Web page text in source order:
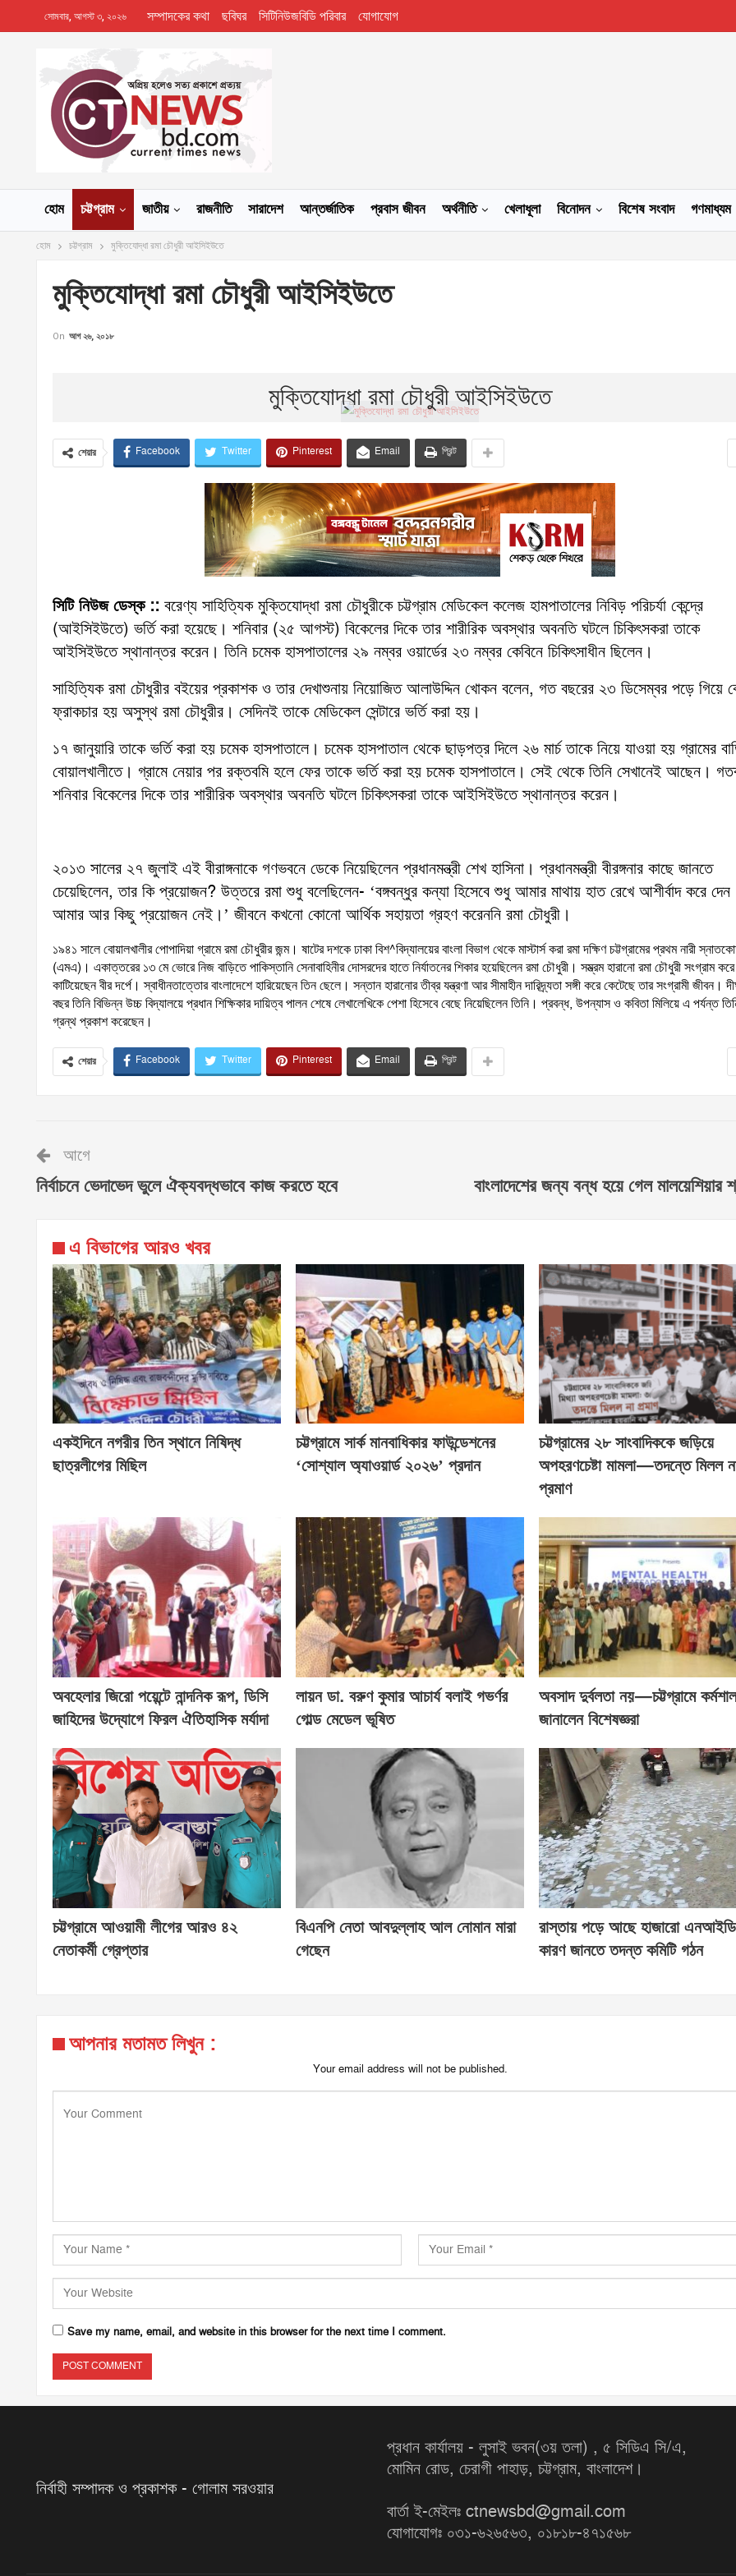
সোমবার, আগস্ট ৩, ২০২৬ সম্পাদকের কথা ছবিঘর সিটিনিউজবিডি পরিবার যোগাযোগ
হোম চট্টগ্রাম জাতীয় রাজনীতি সারাদেশ আন্তর্জাতিক প্রবাস জীবন অর্থনীতি খেলাধূলা বিনোদন বিশেষ সংবাদ গণমাধ্যম
হোম চট্টগ্রাম মুক্তিযোদ্ধা রমা চৌধুরী আইসিইউতে
মুক্তিযোদ্ধা রমা চৌধুরী আইসিইউতে
On আগ ২৬, ২০১৮
মুক্তিযোদ্ধা রমা চৌধুরী আইসিইউতে
শেয়ার Facebook Twitter Pinterest Email প্রিন্ট
সিটি নিউজ ডেস্ক :: বরেণ্য সাহিত্যিক মুক্তিযোদ্ধা রমা চৌধুরীকে চট্টগ্রাম মেডিকেল কলেজ হামপাতালের নিবিড় পরিচর্যা কেন্দ্রে
(আইসিইউতে) ভর্তি করা হয়েছে। শনিবার (২৫ আগস্ট) বিকেলের দিকে তার শারীরিক অবস্থার অবনতি ঘটলে চিকিৎসকরা তাকে
আইসিইউতে স্থানান্তর করেন। তিনি চমেক হাসপাতালের ২৯ নম্বর ওয়ার্ডের ২৩ নম্বর কেবিনে চিকিৎসাধীন ছিলেন।
সাহিত্যিক রমা চৌধুরীর বইয়ের প্রকাশক ও তার দেখাশুনায় নিয়োজিত আলাউদ্দিন খোকন বলেন, গত বছরের ২৩ ডিসেম্বর পড়ে গিয়ে
ফ্রাকচার হয় অসুস্থ রমা চৌধুরীর। সেদিনই তাকে মেডিকেল সেন্টারে ভর্তি করা হয়।
১৭ জানুয়ারি তাকে ভর্তি করা হয় চমেক হাসপাতালে। চমেক হাসপাতাল থেকে ছাড়পত্র দিলে ২৬ মার্চ তাকে নিয়ে যাওয়া হয় গ্রামের
বোয়ালখালীতে। গ্রামে নেয়ার পর রক্তবমি হলে ফের তাকে ভর্তি করা হয় চমেক হাসপাতালে। সেই থেকে তিনি সেখানেই আছেন।
শনিবার বিকেলের দিকে তার শারীরিক অবস্থার অবনতি ঘটলে চিকিৎসকরা তাকে আইসিইউতে স্থানান্তর করেন।
২০১৩ সালের ২৭ জুলাই এই বীরাঙ্গনাকে গণভবনে ডেকে নিয়েছিলেন প্রধানমন্ত্রী শেখ হাসিনা। প্রধানমন্ত্রী বীরঙ্গনার কাছে জানতে
চেয়েছিলেন, তার কি প্রয়োজন? উত্তরে রমা শুধু বলেছিলেন- ‘বঙ্গবন্ধুর কন্যা হিসেবে শুধু আমার মাথায় হাত রেখে আশীর্বাদ করে
আমার আর কিছু প্রয়োজন নেই।’ জীবনে কখনো কোনো আর্থিক সহায়তা গ্রহণ করেননি রমা চৌধুরী।
১৯৪১ সালে বোয়ালখালীর পোপাদিয়া গ্রামে রমা চৌধুরীর জন্ম। ষাটের দশকে ঢাকা বিশ^বিদ্যালয়ের বাংলা বিভাগ থেকে মাস্টার্স করা রমা দক্ষিণ চট্টগ্রামের প্রথম নারী
(এমএ)। একাত্তরের ১৩ মে ভোরে নিজ বাড়িতে পাকিস্তানি সেনাবাহিনীর দোসরদের হাতে নির্যাতনের শিকার হয়েছিলেন রমা চৌধুরী। সম্ভ্রম হারানো রমা চৌধুরী সংগ্রাম
কাটিয়েছেন বীর দর্পে। স্বাধীনতাত্তোর বাংলাদেশে হারিয়েছেন তিন ছেলে। সন্তান হারানোর তীব্র যন্ত্রণা আর সীমাহীন দারিদ্র্যতা সঙ্গী করে কেটেছে তার সংগ্রামী জীবন।
বছর তিনি বিভিন্ন উচ্চ বিদ্যালয়ে প্রধান শিক্ষিকার দায়িত্ব পালন শেষে লেখালেখিকে পেশা হিসেবে বেছে নিয়েছিলেন তিনি। প্রবন্ধ, উপন্যাস ও কবিতা মিলিয়ে এ পর্যন্ত
গ্রন্থ প্রকাশ করেছেন।
শেয়ার Facebook Twitter Pinterest Email প্রিন্ট
আগে
নির্বাচনে ভেদাভেদ ভুলে ঐক্যবদ্ধভাবে কাজ করতে হবে বাংলাদেশের জন্য বন্ধ হয়ে গেল মালয়েশিয়ার
এ বিভাগের আরও খবর
একইদিনে নগরীর তিন স্থানে নিষিদ্ধ
ছাত্রলীগের মিছিল
চট্টগ্রামে সার্ক মানবাধিকার ফাউন্ডেশনের
‘সোশ্যাল অ্যাওয়ার্ড ২০২৬’ প্রদান
চট্টগ্রামের ২৮ সাংবাদিককে জড়িয়ে
অপহরণচেষ্টা মামলা—তদন্তে মিলল
প্রমাণ
অবহেলার জিরো পয়েন্টে নান্দনিক রূপ, ডিসি
জাহিদের উদ্যোগে ফিরল ঐতিহাসিক মর্যাদা
লায়ন ডা. বরুণ কুমার আচার্য বলাই গভর্ণর
গোল্ড মেডেল ভূষিত
অবসাদ দুর্বলতা নয়—চট্টগ্রামে
জানালেন বিশেষজ্ঞরা
চট্টগ্রামে আওয়ামী লীগের আরও ৪২
নেতাকর্মী গ্রেপ্তার
বিএনপি নেতা আবদুল্লাহ আল নোমান মারা
গেছেন
রাস্তায় পড়ে আছে হাজারো এনআইডি
কারণ জানতে তদন্ত কমিটি গঠন
আপনার মতামত লিখুন :
Your email address will not be published.
Save my name, email, and website in this browser for the next time I comment.
নির্বাহী সম্পাদক ও প্রকাশক - গোলাম সরওয়ার
প্রধান কার্যালয় - লুসাই ভবন(৩য় তলা) , ৫ সিডিএ সি/এ,
মোমিন রোড, চেরাগী পাহাড়, চট্টগ্রাম, বাংলাদেশ।
বার্তা ই-মেইলঃ ctnewsbd@gmail.com
যোগাযোগঃ ০৩১-৬২৬৫৬৩, ০১৮১৮-৪৭১৫৬৮